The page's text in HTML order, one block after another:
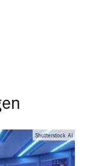
Shutterstock AI